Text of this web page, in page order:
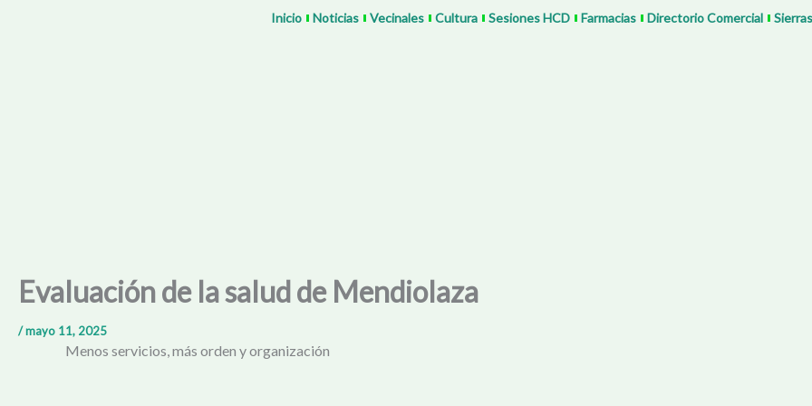
Inicio Noticias Vecinales Cultura Sesiones HCD Farmacias Directorio Comercial
Evaluación de la salud de Mendiolaza
/mayo 11, 2025
Menos servicios, más orden y organización